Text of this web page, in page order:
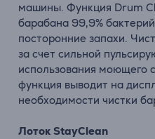
машины. Функция Drum
барабана 99,9%
посторонние запахи.
за счет сильной
использования моющего
функция выводит на
необходимости чистки
Лоток StayClean